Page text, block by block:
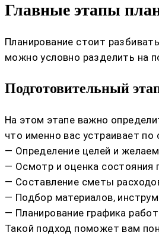
Главные этапы
Планирование стоит
можно условно разделить на
Подготовительный
На этом этапе важно
что именно вас устраивает
— Определение целей и
— Осмотр и оценка состояния
— Составление сметы
— Подбор материалов,
— Планирование графика
Такой подход поможет вам